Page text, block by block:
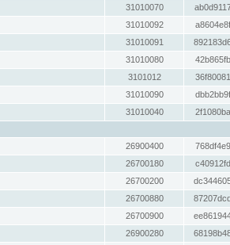
31010070
31010092
31010091
31010080
3101012
31010090
31010040
26900400
26700180
26700200
26700880
26700900
26900280